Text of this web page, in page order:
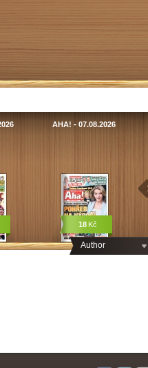
Author
AHA! - 07.08.2026
18 Kč